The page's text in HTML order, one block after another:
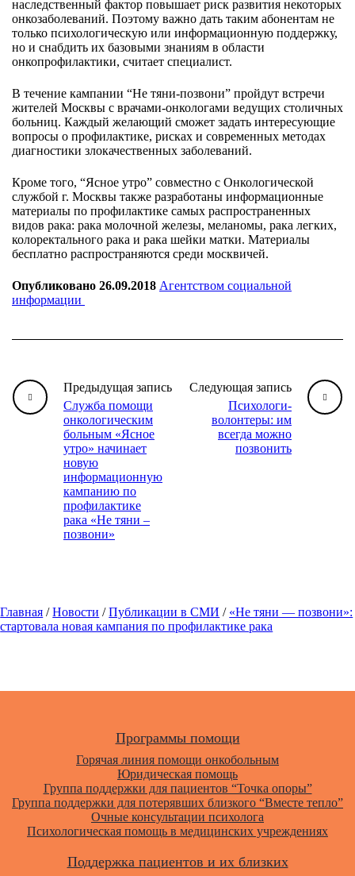
наследственный фактор повышает риск развития некоторых
онкозаболеваний. Поэтому важно дать таким абонентам не
только психологическую или информационную поддержку,
но и снабдить их базовыми знаниям в области
онкопрофилактики, считает специалист.
В течение кампании “Не тяни-позвони” пройдут встречи
жителей Москвы с врачами-онкологами ведущих столичных
больниц. Каждый желающий сможет задать интересующие
вопросы о профилактике, рисках и современных методах
диагностики злокачественных заболеваний.
Кроме того, “Ясное утро” совместно с Онкологической
службой г. Москвы также разработаны информационные
материалы по профилактике самых распространенных
видов рака: рака молочной железы, меланомы, рака легких,
колоректального рака и рака шейки матки. Материалы
бесплатно распространяются среди москвичей.
Опубликовано 26.09.2018 Агентством социальной
информации
Предыдущая запись
Служба помощи
онкологическим
больным «Ясное
утро» начинает
новую
информационную
кампанию по
профилактике
рака «Не тяни –
позвони»
Следующая запись
Психологи-
волонтеры: им
всегда можно
позвонить
Главная /Новости /Публикации в СМИ / «Не тяни — позвони»:
стартовала новая кампания по профилактике рака
Программы помощи
Горячая линия помощи онкобольным
Юридическая помощь
Группа поддержки для пациентов “Точка опоры”
Группа поддержки для потерявших близкого “Вместе тепло”
Очные консультации психолога
Психологическая помощь в медицинских учреждениях
Поддержка пациентов и их близких